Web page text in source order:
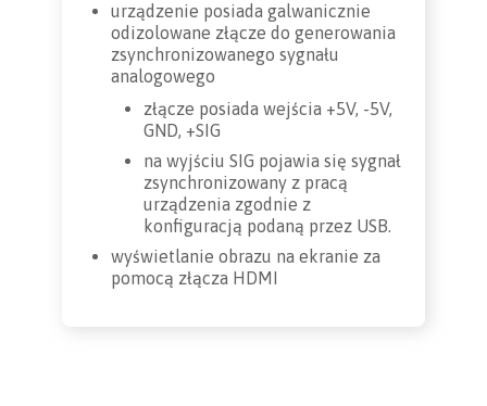
urządzenie posiada galwanicznie
odizolowane złącze do generowania
zsynchronizowanego sygnału
analogowego
złącze posiada wejścia +5V, -5V,
GND, +SIG
na wyjściu SIG pojawia się sygnał
zsynchronizowany z pracą
urządzenia zgodnie z
konfiguracją podaną przez USB.
wyświetlanie obrazu na ekranie za
pomocą złącza HDMI